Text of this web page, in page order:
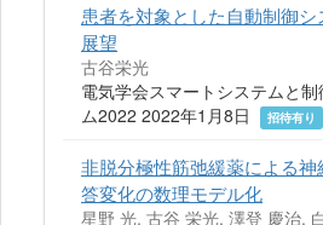
患者を対象とした自動制御シ
展望
古谷栄光
電気学会スマートシステムと
ム2022 2022年1月8日
招待有り
非脱分極性筋弛緩薬による
答変化の数理モデル化
星野 光, 古谷 栄光, 澤登 慶治,